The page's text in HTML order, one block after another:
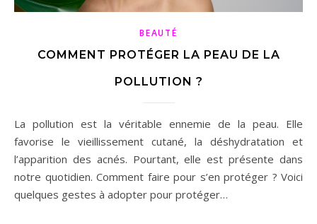
BEAUTÉ
COMMENT PROTÉGER LA PEAU DE LA
POLLUTION ?
La pollution est la véritable ennemie de la peau. Elle
favorise le vieillissement cutané, la déshydratation et
l’apparition des acnés. Pourtant, elle est présente dans
notre quotidien. Comment faire pour s’en protéger ? Voici
quelques gestes à adopter pour protéger…